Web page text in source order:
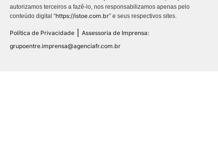
autorizamos terceiros a fazê-lo, nos responsabilizamos apenas pelo
conteúdo digital “https://istoe.com.br” e seus respectivos sites.
Política de Privacidade
Assessoria de Imprensa:
grupoentre.imprensa@agenciafr.com.br